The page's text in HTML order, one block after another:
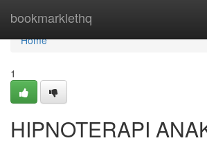
bookmarklethq
Home
Home
1
HIPNOTERAPI